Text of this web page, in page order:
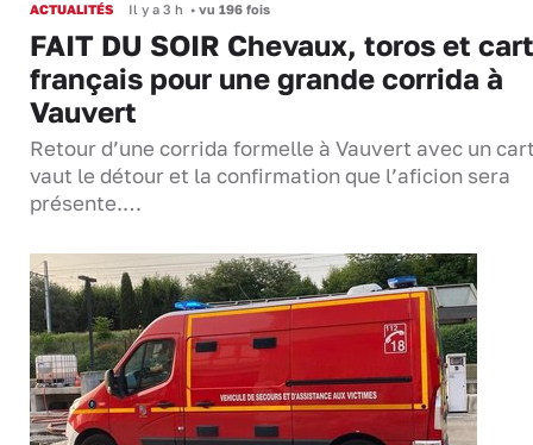
ACTUALITÉS Il y a 3 h • vu 196 fois
FAIT DU SOIR Chevaux, toros et
français pour une grande corrida à
Vauvert
Retour d’une corrida formelle à Vauvert avec un
vaut le détour et la confirmation que l’aficion sera
présente.…